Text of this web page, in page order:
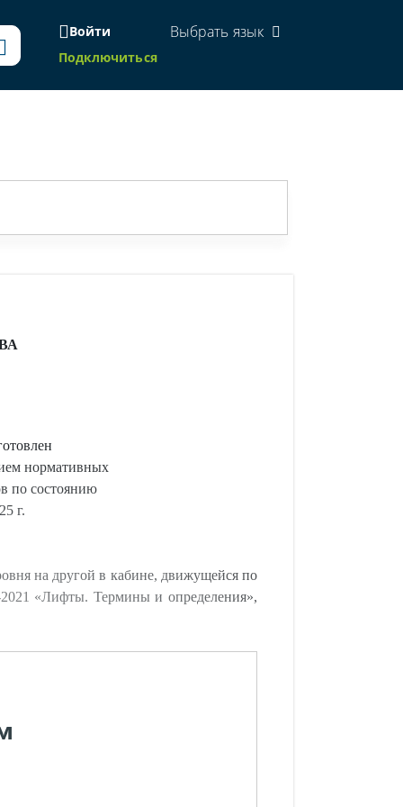
Войти
Подключиться
Выбрать язык
нормативных
по состоянию
г.
на другой в кабине, движущейся по
«Лифты. Термины и определения»,